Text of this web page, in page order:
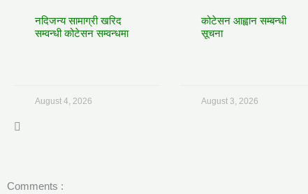
नदिजन्य सामाग्री खरिद
सम्वन्धी कोटेसन सम्वन्धमा
August 4, 2026
कोटेसन आह्वान सम्बन्धी
सूचना
August 3, 2026
Comments :